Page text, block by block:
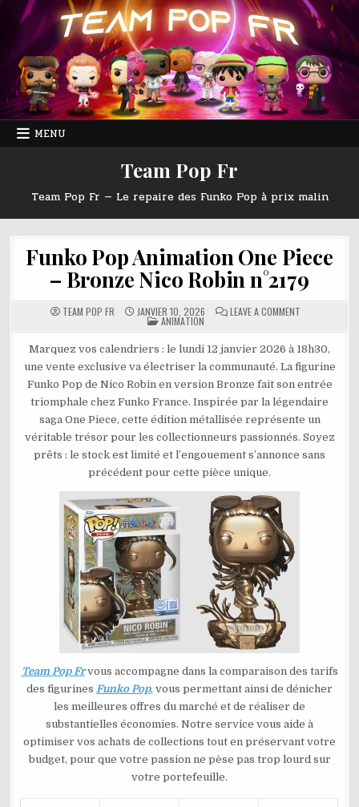
content
MENU
Team Pop Fr
Team Pop Fr — Le repaire des Funko Pop à prix malin
Funko Pop Animation One Piece
– Bronze Nico Robin n°2179
TEAM POP FR JANVIER 10, 2026 LEAVE A COMMENT
POP
ONE
–
BRONZE
NICO
ROBIN
N°2179
POSTED
IN
ANIMATION
Marquez vos calendriers : le lundi 12 janvier 2026 à 18h30,
une vente exclusive va électriser la communauté. La figurine
Funko Pop de Nico Robin en version Bronze fait son entrée
triomphale chez Funko France. Inspirée par la légendaire
saga One Piece, cette édition métallisée représente un
véritable trésor pour les collectionneurs passionnés. Soyez
prêts : le stock est limité et l’engouement s’annonce sans
précédent pour cette pièce unique.
Team Pop Frvous accompagne dans la comparaison des tarifs
des figurines Funko Pop, vous permettant ainsi de dénicher
les meilleures offres du marché et de réaliser de
substantielles économies. Notre service vous aide à
optimiser vos achats de collections tout en préservant votre
budget, pour que votre passion ne pèse pas trop lourd sur
votre portefeuille.